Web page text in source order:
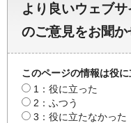
より良いウェブ
のご意見をお聞
このページの情報は役
1：役に立った
2：ふつう
3：役に立たなかった